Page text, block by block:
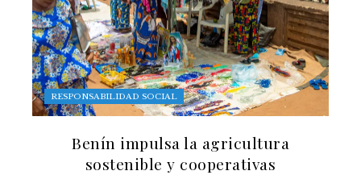
RESPONSABILIDAD SOCIAL
Benín impulsa la agricultura
sostenible y cooperativas